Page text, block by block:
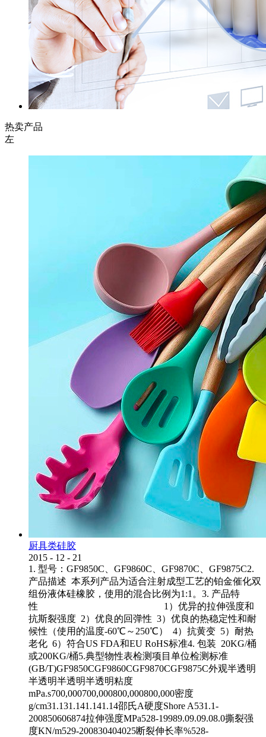
热卖产品
左
厨具类硅胶
2015 - 12 - 21
1. 型号：GF9850C、GF9860C、GF9870C、GF9875C2.
产品描述 本系列产品为适合注射成型工艺的铂金催化双
组份液体硅橡胶，使用的混合比例为1:1。3. 产品特
性 1）优异的拉伸强度和
抗斯裂强度 2）优良的回弹性 3）优良的热稳定性和耐
候性（使用的温度-60℃～250℃） 4）抗黄变 5）耐热
老化 6）符合US FDA和EU RoHS标准4. 包装 20KG/桶
或200KG/桶5.典型物性表检测项目单位检测标准
(GB/T)GF9850CGF9860CGF9870CGF9875C外观半透明
半透明半透明半透明粘度
mPa.s700,000700,000800,000800,000密度
g/cm31.131.141.141.14邵氏A硬度Shore A531.1-
200850606874拉伸强度MPa528-19989.09.09.08.0撕裂强
度KN/m529-200830404025断裂伸长率%528-